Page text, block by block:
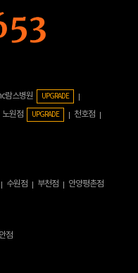
람스병원 UPGRADE
노원점 UPGRADE
천호점
수원점 부천점 안양평촌점
점